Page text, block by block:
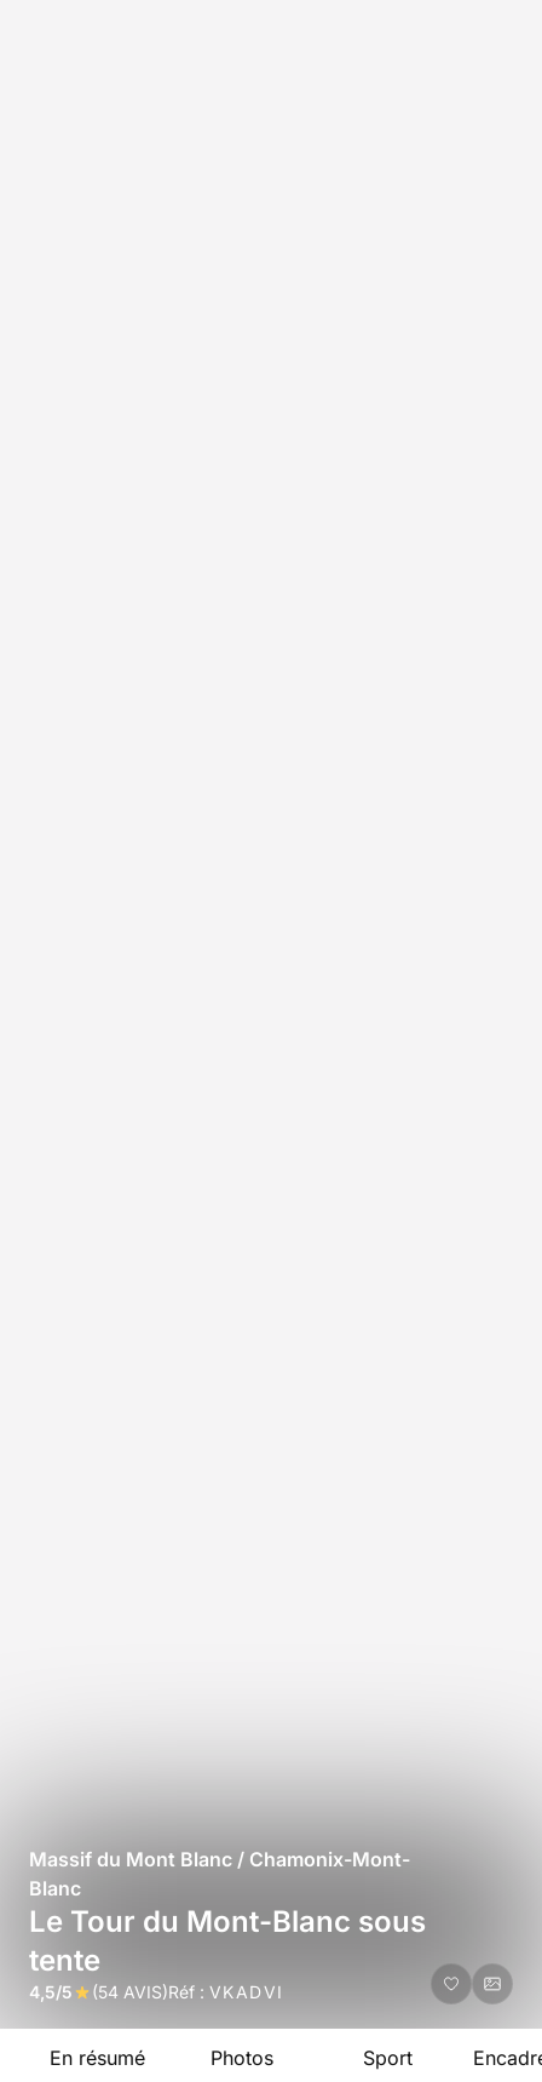
Massif du Mont Blanc / Chamonix-Mont-
Blanc
Le Tour du Mont-Blanc sous
tente
4,5/5 (54 AVIS)Réf : VKADVI
En résumé Photos Sport